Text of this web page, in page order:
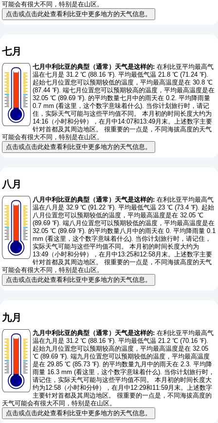
可能会有很大不同，特别是在山区。
点击或点击此处查看利比亚中更多地方的天气信息。
七月
七月中利比亚的典型（通常）天气是这样的: 在利比亚平均最高气
温在七月是 31.2 ℃ (88.16 ℉). 平均最低气温 21.8 ℃ (71.24 ℉).
起始七月位置您可以预期较低的温度，平均最高温度是在 30.8 ℃
(87.44 ℉). 端七月位置您可以预期较高的温度，平均最高温度是在
32.05 ℃ (89.69 ℉). 的平均数量七月中的雨天在 0.2. 平均降雨量
0.7 mm (看这里，这个数字意味着什么). 当你计划旅行时，请记
住，实际天气可能与这些平均值不同。 本月初的时间长度大约为
14:16（小时和分钟），在月中14:07和13:49月末。上述数字主要
针对首都及其周边地区。 很重要的一点是，不同海拔高度的天气
可能会有很大不同，特别是在山区。
点击或点击此处查看利比亚中更多地方的天气信息。
八月
八月中利比亚的典型（通常）天气是这样的: 在利比亚平均最高气
温在八月是 32.9 ℃ (91.22 ℉). 平均最低气温 23 ℃ (73.4 ℉). 起始
八月位置您可以预期较低的温度，平均最高温度是在 32.05 ℃
(89.69 ℉). 端八月位置您可以预期较低的温度，平均最高温度是在
32.05 ℃ (89.69 ℉). 的平均数量八月中的雨天在 0. 平均降雨量 0.1
mm (看这里，这个数字意味着什么). 当你计划旅行时，请记住，
实际天气可能与这些平均值不同。 本月初的时间长度大约为
13:49（小时和分钟），在月中13:25和12:58月末。上述数字主要
针对首都及其周边地区。 很重要的一点是，不同海拔高度的天气
可能会有很大不同，特别是在山区。
点击或点击此处查看利比亚中更多地方的天气信息。
九月
九月中利比亚的典型（通常）天气是这样的: 在利比亚平均最高气
温在九月是 31.2 ℃ (88.16 ℉). 平均最低气温 21.2 ℃ (70.16 ℉).
起始九月位置您可以预期较高的温度，平均最高温度是在 32.05
℃ (89.69 ℉). 端九月位置您可以预期较低的温度，平均最高温度
是在 29.85 ℃ (85.73 ℉). 的平均数量九月中的雨天在 2.3. 平均降
雨量 16.3 mm (看这里，这个数字意味着什么). 当你计划旅行时，
请记住，实际天气可能与这些平均值不同。 本月初的时间长度大
约为12:58（小时和分钟），在月中12:29和11:59月末。上述数字
主要针对首都及其周边地区。 很重要的一点是，不同海拔高度的
天气可能会有很大不同，特别是在山区。
点击或点击此处查看利比亚中更多地方的天气信息。